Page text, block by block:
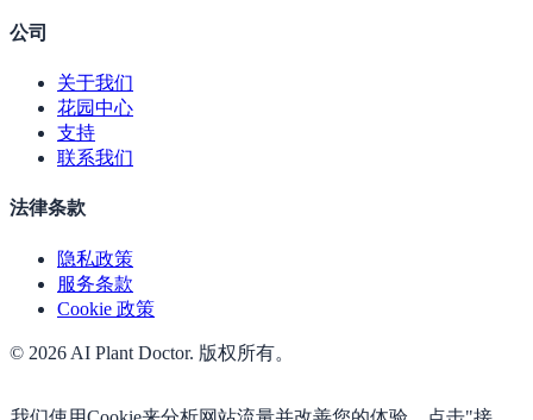
公司
关于我们
花园中心
支持
联系我们
法律条款
隐私政策
服务条款
Cookie 政策
© 2026 AI Plant Doctor. 版权所有。